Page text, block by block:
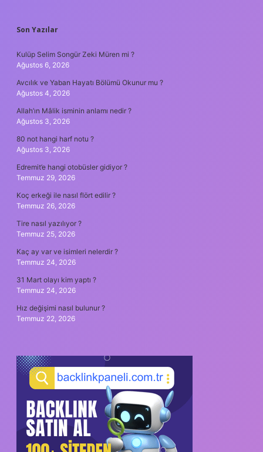
SIDEBAR
Son Yazılar
Kulüp Selim Songür Zeki Müren mi ?
Ağustos 6, 2026
Avcılık ve Yaban Hayatı Bölümü Okunur mu ?
Ağustos 4, 2026
Allah’ın Mâlik isminin anlamı nedir ?
Ağustos 3, 2026
80 not hangi harf notu ?
Ağustos 3, 2026
Edremit’e hangi otobüsler gidiyor ?
Temmuz 29, 2026
Koç erkeği ile nasıl flört edilir ?
Temmuz 26, 2026
Tire nasıl yazılıyor ?
Temmuz 25, 2026
Kaç ay var ve isimleri nelerdir ?
Temmuz 24, 2026
31 Mart olayı kim yaptı ?
Temmuz 24, 2026
Hız değişimi nasıl bulunur ?
Temmuz 22, 2026